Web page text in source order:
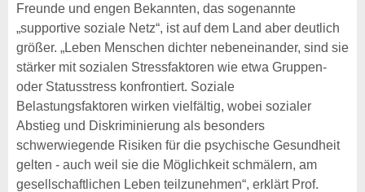
Freunde und engen Bekannten, das sogenannte
„supportive soziale Netz“, ist auf dem Land aber deutlich
größer. „Leben Menschen dichter nebeneinander, sind sie
stärker mit sozialen Stressfaktoren wie etwa Gruppen-
oder Statusstress konfrontiert. Soziale
Belastungsfaktoren wirken vielfältig, wobei sozialer
Abstieg und Diskriminierung als besonders
schwerwiegende Risiken für die psychische Gesundheit
gelten - auch weil sie die Möglichkeit schmälern, am
gesellschaftlichen Leben teilzunehmen“, erklärt Prof.